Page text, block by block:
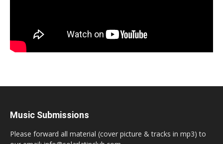
Music Submissions
Please forward all material (cover picture & tracks in mp3) to